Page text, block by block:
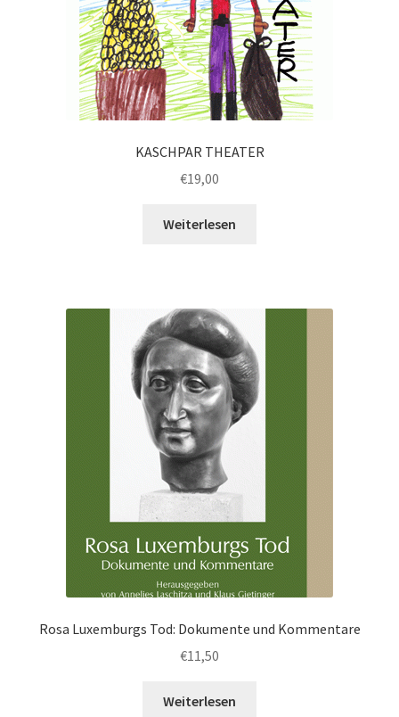
KASCHPAR THEATER
€19,00
Weiterlesen
Rosa Luxemburgs Tod: Dokumente und Kommentare
€11,50
Weiterlesen